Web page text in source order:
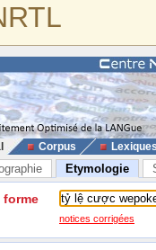
Corpus
Etymologie
forme
notices corrigées